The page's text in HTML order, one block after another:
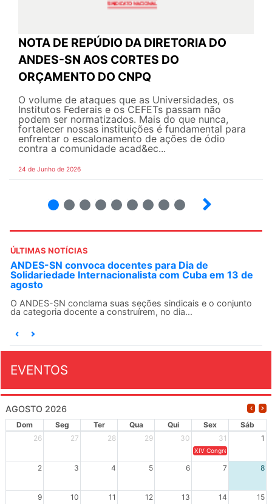
NOTA DE REPÚDIO DA DIRETORIA DO
ANDES-SN AOS CORTES DO
ORÇAMENTO DO CNPQ
O volume de ataques que as Universidades, os
Institutos Federais e os CEFETs passam não
podem ser normatizados. Mais do que nunca,
fortalecer nossas instituições é fundamental para
enfrentar o escalonamento de ações de ódio
contra a comunidade acad&ec...
24 de Junho de 2026
ÚLTIMAS NOTÍCIAS
ANDES-SN convoca docentes para Dia de
Solidariedade Internacionalista com Cuba em 13 de
agosto
O ANDES-SN conclama suas seções sindicais e o conjunto
da categoria docente a construírem, no dia...
EVENTOS
AGOSTO 2026
Dom Seg Ter Qua Qui Sex
Sáb
26
27 28 29 30 31 1
XIV Congresso Brasileiro
2 3 4 5 6 7 8
9 10 11 12 13 14 15